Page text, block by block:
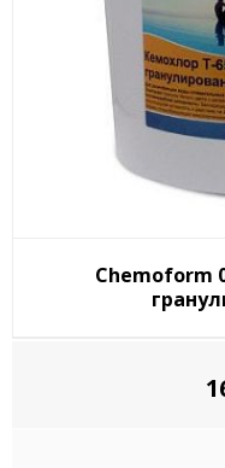
Chemoform